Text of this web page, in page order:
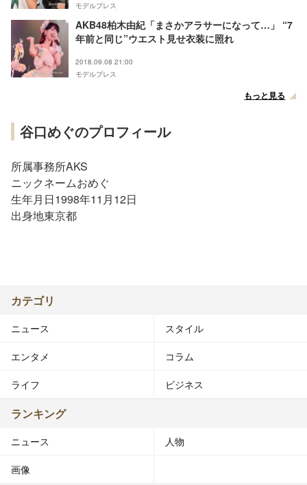
モデルプレス
AKB48柏木由紀「まさかアラサーになって…」 “7
年前と同じ”ウエスト見せ衣装に照れ
2018.09.08 21:00
モデルプレス
もっと見る
谷口めぐのプロフィール
所属事務所AKS
ニックネームおめぐ
生年月日1998年11月12日
出身地東京都
カテゴリ
ニュース スタイル
エンタメ コラム
ライフ ビジネス
ランキング
ニュース 人物
画像